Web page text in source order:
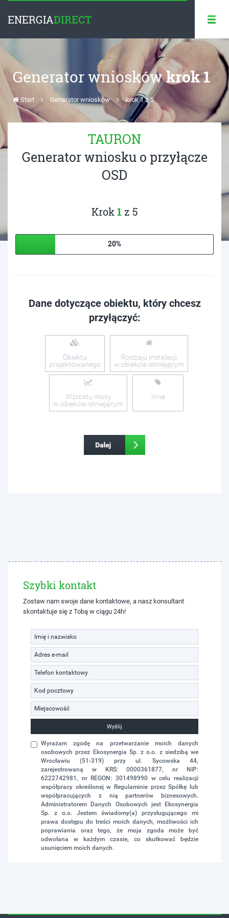
ENERGIADIRECT
Generator wnioskówkrok 1
Start Generator wniosków krok 1 z 5
TAURON
Generator wniosku o przyłącze
OSD
Krok1z 5
20%
Dane dotyczące obiektu, który chcesz
przyłączyć:
Obiektu
projektowanego
Rodzaju instalacji
w obiekcie istniejącym
Wzrostu mocy
w obiekcie istniejącym
Inne
Szybki kontakt
Zostaw nam swoje dane kontaktowe, a nasz konsultant
skontaktuje się z Tobą w ciągu 24h!
Wyślij
Wyrażam zgodę na przetwarzanie moich danych
osobowych przez Ekosynergia Sp. z o.o. z siedzibą we
Wrocławiu (51-319) przy ul. Sycowska 44,
zarejestrowaną w KRS: 0000361877, nr NIP:
6222742981, nr REGON: 301498990 w celu realizacji
współpracy określonej w Regulaminie przez Spółkę lub
współpracujących z nią partnerów biznesowych.
Administratorem Danych Osobowych jest Ekosynergia
Sp. z o.o. Jestem świadomy(a) przysługującego mi
prawa dostępu do treści moich danych, możliwości ich
poprawiania oraz tego, że moja zgoda może być
odwołana w każdym czasie, co skutkować będzie
usunięciem moich danych.